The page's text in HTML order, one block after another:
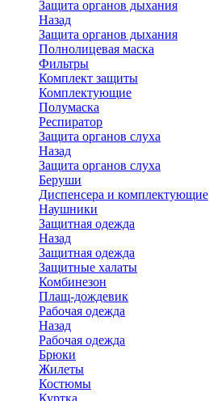
Защита органов дыхания
Назад
Защита органов дыхания
Полнолицевая маска
Фильтры
Комплект защиты
Комплектующие
Полумаска
Респиратор
Защита органов слуха
Назад
Защита органов слуха
Беруши
Диспенсера и комплектующие
Наушники
Защитная одежда
Назад
Защитная одежда
Защитные халаты
Комбинезон
Плащ-дождевик
Рабочая одежда
Назад
Рабочая одежда
Брюки
Жилеты
Костюмы
Куртка